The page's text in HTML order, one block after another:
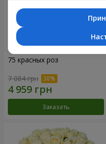
75 красных роз
7 084 грн
Заказать